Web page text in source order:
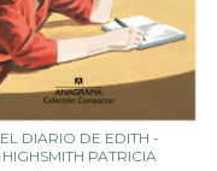
EL DIARIO DE EDITH -
HIGHSMITH PATRICIA